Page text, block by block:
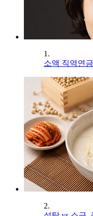
1.
소액 직역연
2.